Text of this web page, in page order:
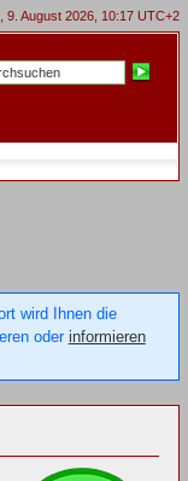
9. August 2026, 10:17 UTC+2
wird Ihnen die
oder informieren